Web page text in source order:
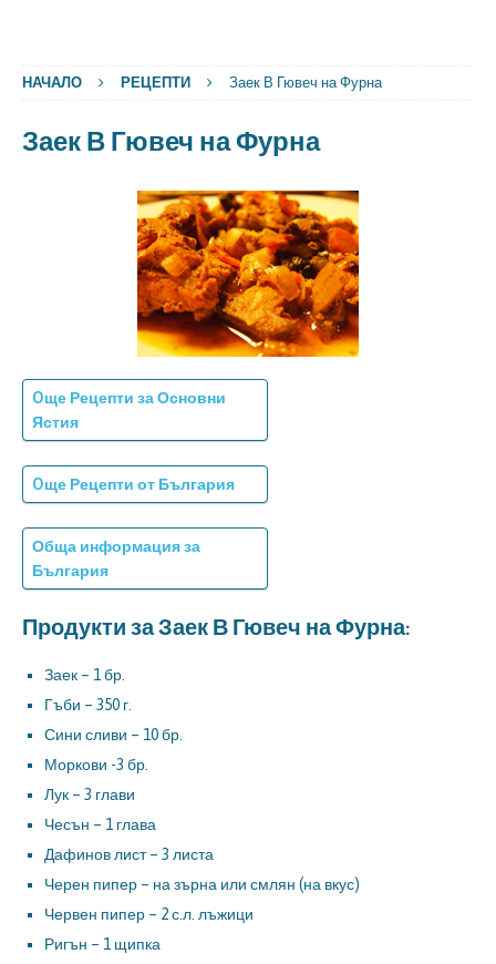
НАЧАЛО РЕЦЕПТИ Заек В Гювеч на Фурна
Заек В Гювеч на Фурна
Oще Рецепти за Основни
Ястия
Oще Рецепти от България
Обща информация за
България
Продукти за Заек В Гювеч на Фурна:
Заек – 1 бр.
Гъби – 350 г.
Сини сливи – 10 бр.
Моркови -3 бр.
Лук – 3 глави
Чесън – 1 глава
Дафинов лист – 3 листа
Черен пипер – на зърна или смлян (на вкус)
Червен пипер – 2 с.л. лъжици
Ригън – 1 щипка